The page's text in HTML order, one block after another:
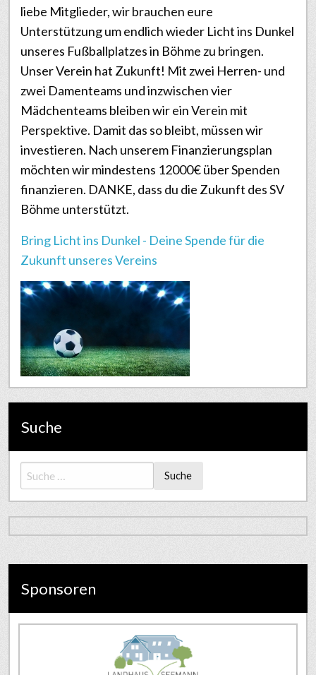
liebe Mitglieder, wir brauchen eure
Unterstützung um endlich wieder Licht ins Dunkel
unseres Fußballplatzes in Böhme zu bringen.
Unser Verein hat Zukunft! Mit zwei Herren- und
zwei Damenteams und inzwischen vier
Mädchenteams bleiben wir ein Verein mit
Perspektive. Damit das so bleibt, müssen wir
investieren. Nach unserem Finanzierungsplan
möchten wir mindestens 12000€ über Spenden
finanzieren. DANKE, dass du die Zukunft des SV
Böhme unterstützt.
Bring Licht ins Dunkel - Deine Spende für die
Zukunft unseres Vereins
Suche
Suche
Sponsoren